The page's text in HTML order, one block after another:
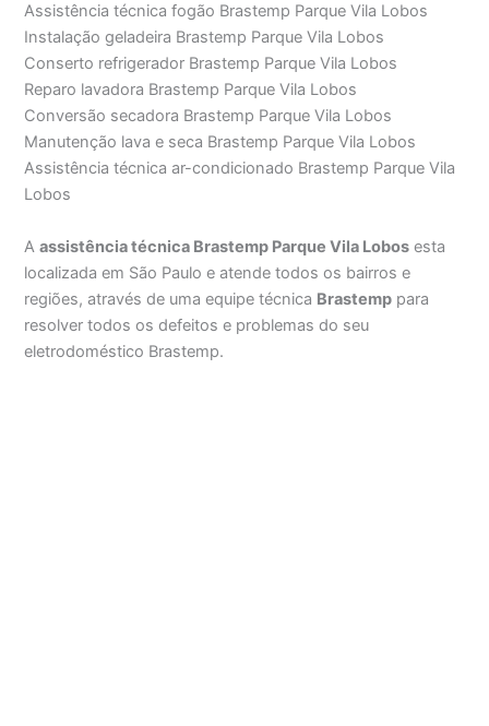
Assistência técnica fogão Brastemp Parque Vila Lobos
Instalação geladeira Brastemp Parque Vila Lobos
Conserto refrigerador Brastemp Parque Vila Lobos
Reparo lavadora Brastemp Parque Vila Lobos
Conversão secadora Brastemp Parque Vila Lobos
Manutenção lava e seca Brastemp Parque Vila Lobos
Assistência técnica ar-condicionado Brastemp Parque Vila
Lobos
Aassistência técnica Brastemp Parque Vila Lobos esta
localizada em São Paulo e atende todos os bairros e
regiões, através de uma equipe técnica Brastemp para
resolver todos os defeitos e problemas do seu
eletrodoméstico Brastemp.